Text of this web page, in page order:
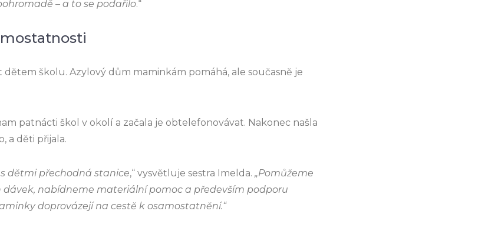
– a to se podařilo.“
školu. Azylový dům maminkám pomáhá, ale současně je
patnácti škol v okolí a začala je obtelefonovávat. Nakonec našla
a děti přijala.
dětmi přechodná stanice,“ vysvětluje sestra Imelda. „Pomůžeme
dávek, nabídneme materiální pomoc a především podporu
doprovázejí na cestě k osamostatnění.“